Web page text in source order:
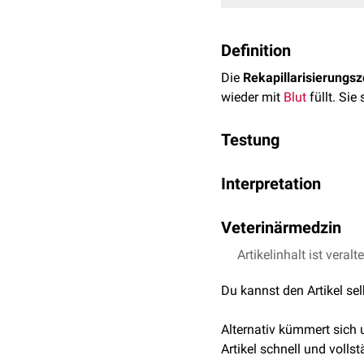
Definition
Die
wieder mit Blut füllt. Sie
Testung
(Fingernagelprobe
Rötung erreicht.
Bei einem Schock und
Interpretation
kann u.a. auf folgende
Kreislaufstillstand
periphere
SIRS
Darüber hinaus kann
Veterinärmedzin
Bei Tieren wird
Artikelinhalt ist
Du kannst den Artikel
Alternativ kümmert sich
Artikel schnell und